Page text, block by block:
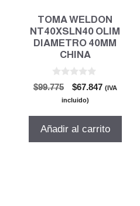
TOMA WELDON
NT40XSLN40 OLIM
DIAMETRO 40MM
CHINA
0
d
$99.775
El
precio
era:
$67.847El(IVA
incluido)
Añadir al carrito